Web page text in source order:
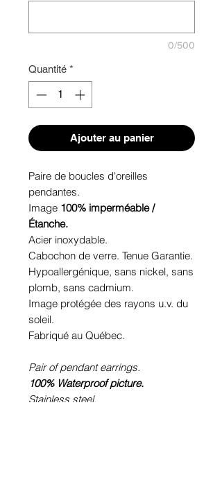
0/500
Quantité *
Ajouter au panier
Paire de boucles d'oreilles
pendantes.
Image 100% imperméable /
Étanche.
Acier inoxydable.
Cabochon de verre. Tenue Garantie.
Hypoallergénique, sans nickel, sans
plomb, sans cadmium.
Image protégée des rayons u.v. du
soleil.
Fabriqué au Québec.
Pair of pendant earrings.
100% Waterproof picture.
Stainless steel.